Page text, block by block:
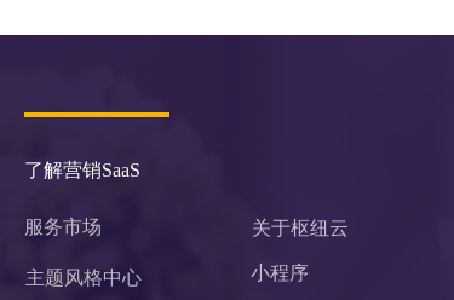
了解营销SaaS
关于枢纽云
服务市场
主题风格中心 小程序